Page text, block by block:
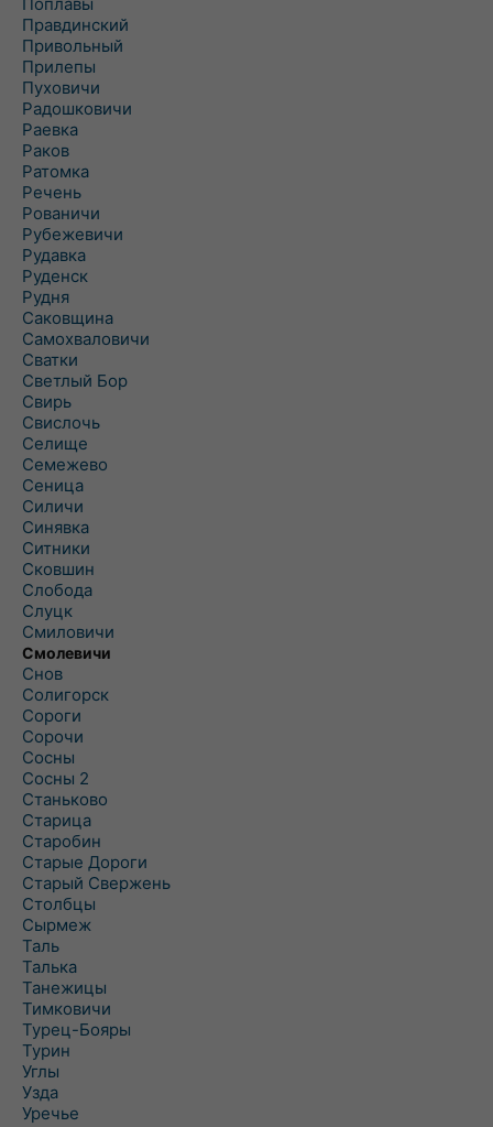
Правдинский
Привольный
Прилепы
Пуховичи
Радошковичи
Раевка
Раков
Ратомка
Речень
Рованичи
Рубежевичи
Рудавка
Руденск
Рудня
Саковщина
Самохваловичи
Сватки
Светлый Бор
Свирь
Свислочь
Селище
Семежево
Сеница
Силичи
Синявка
Ситники
Сковшин
Слобода
Слуцк
Смиловичи
Смолевичи
Снов
Солигорск
Сороги
Сорочи
Сосны
Сосны 2
Станьково
Старица
Старобин
Старые Дороги
Старый Свержень
Столбцы
Сырмеж
Таль
Талька
Танежицы
Тимковичи
Турец-Бояры
Турин
Углы
Узда
Уречье